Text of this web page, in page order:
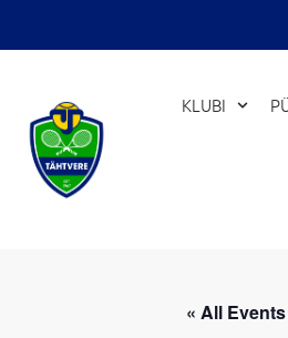
to
KLUBI
« All Events